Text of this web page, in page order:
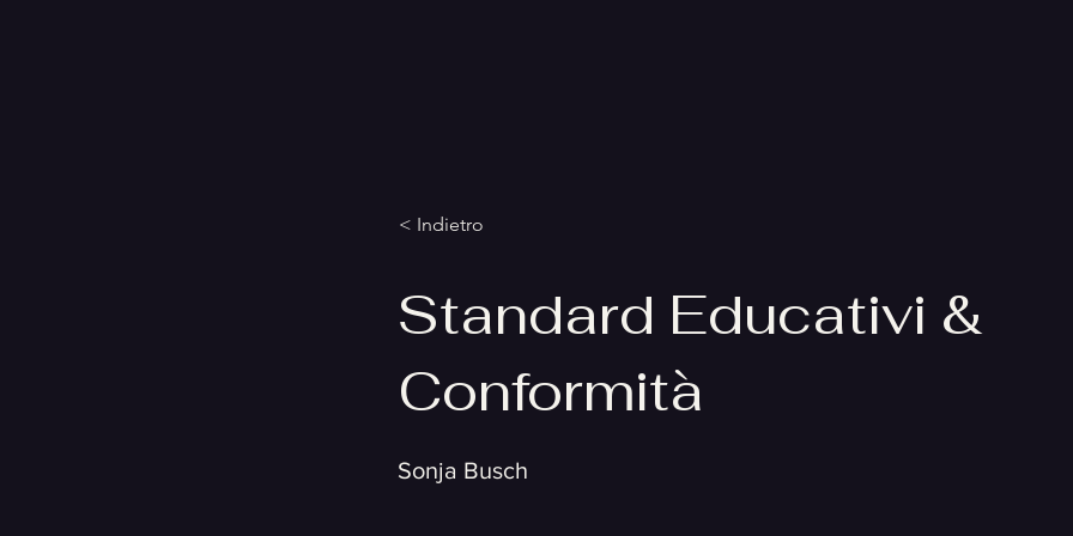
< Indietro
Standard Educativi &
Conformità
Sonja Busch